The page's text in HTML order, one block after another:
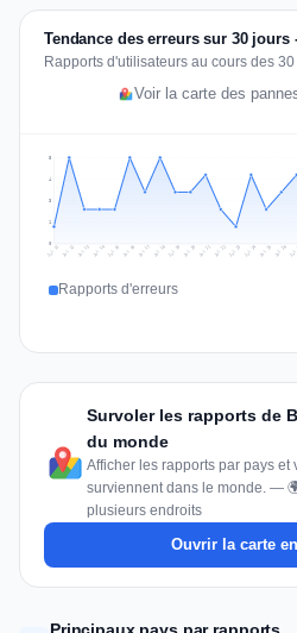
Tendance des erreurs sur 30 jours
Rapports d'utilisateurs au cours des
Voir la carte des
1
3
4
5
Jul 11 Jul 12 Jul 13 Jul 14 Jul 15 Jul 16 Jul 17 Jul 18 Jul 19 Jul 20 Jul 21 Jul 22 Jul 23 Jul 24 Jul 25 Jul 26 Jul
Rapports d'erreurs
Survoler les rapports de
du monde
Afficher les rapports par pays et
surviennent dans le monde. —
plusieurs endroits
Ouvrir la carte